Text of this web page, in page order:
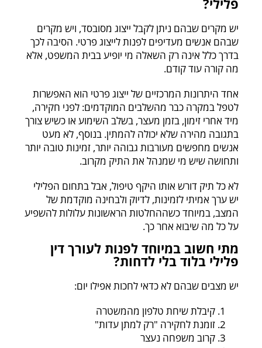
יש מקרים שבהם ניתן לקבל ייצוג מסובסד, ויש מקרים
שבהם אנשים מעדיפים לפנות לייצוג פרטי. הסיבה לכך
בדרך כלל אינה רק השאלה מי יופיע בבית המשפט, אלא
מה קורה עוד קודם.
אחד היתרונות המרכזיים של ייצוג פרטי הוא האפשרות
לטפל במקרה כבר מהשלבים המוקדמים: לפני חקירה,
מיד אחרי זימון, בזמן מעצר, בשלב השימוע או כשיש צורך
בתגובה מהירה שלא יכולה להמתין. בנוסף, לא מעט
אנשים מחפשים מעורבות גבוהה יותר, זמינות טובה יותר
ותחושה שיש מי שמנהל את התיק מקרוב.
לא כל תיק דורש אותו היקף טיפול, אבל בתחום הפלילי
יש ערך אמיתי לזמינות, לדיוק ולבחינה מוקדמת של
המצב, במיוחד כשההחלטות הראשונות עלולות להשפיע
על כל מה שיבוא אחר כך.
מתי חשוב במיוחד לפנות לעורך דין
פלילי בלוד בלי לדחות?
יש מצבים שבהם לא כדאי לחכות אפילו יום:
קיבלת שיחת טלפון מהמשטרה
זומנת לחקירה "רק למתן עדות"
קרוב משפחה נעצר